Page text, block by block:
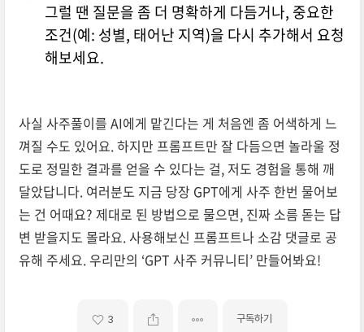
그럴 땐 질문을 좀 더 명확하게 다듬거나, 중요한
조건(예: 성별, 태어난 지역)을 다시 추가해서 요청
해보세요.
사실 사주풀이를 AI에게 맡긴다는 게 처음엔 좀 어색하게 느
껴질 수도 있어요. 하지만 프롬프트만 잘 다듬으면 놀라울 정
도로 정밀한 결과를 얻을 수 있다는 걸, 저도 경험을 통해 깨
달았답니다. 여러분도 지금 당장 GPT에게 사주 한번 물어보
는 건 어때요? 제대로 된 방법으로 물으면, 진짜 소름 돋는 답
변 받을지도 몰라요. 사용해보신 프롬프트나 소감 댓글로 공
유해 주세요. 우리만의 ‘GPT 사주 커뮤니티’ 만들어봐요!
3 구독하기